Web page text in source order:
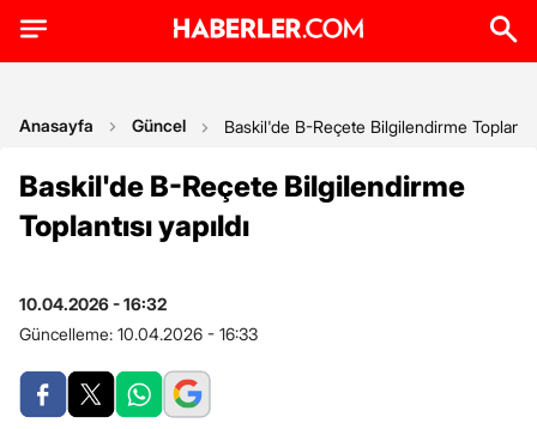
Anasayfa Güncel Baskil'de B-Reçete Bilgilendirme
Baskil'de B-Reçete Bilgilendirme
Toplantısı yapıldı
10.04.2026 - 16:32
Güncelleme: 10.04.2026 - 16:33